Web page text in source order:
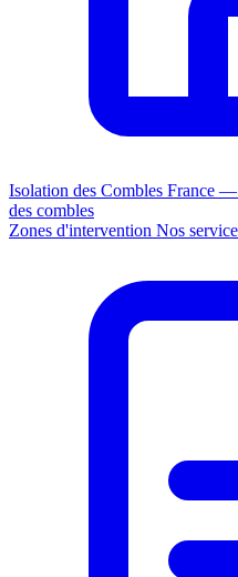
Isolation des Combles France
des combles
Zones d'intervention Nos